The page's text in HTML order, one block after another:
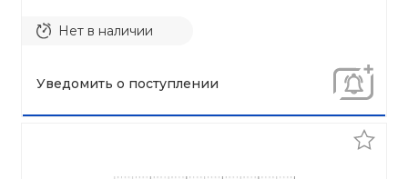
Нет в наличии
Уведомить о поступлении